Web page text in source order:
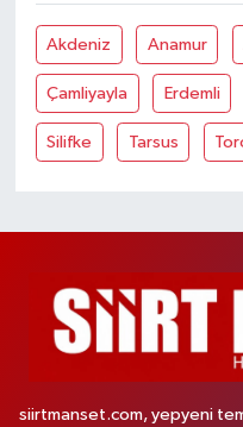
Akdeniz Anamur
Çamliyayla Erdemli
Silifke Tarsus
siirtmanset.com, yepyeni